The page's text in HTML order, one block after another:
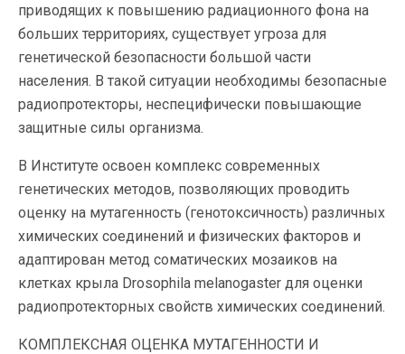
приводящих к повышению радиационного фона на
больших территориях, существует угроза для
генетической безопасности большой части
населения. В такой ситуации необходимы безопасные
радиопротекторы, неспецифически повышающие
защитные силы организма.
В Институте освоен комплекс современных
генетических методов, позволяющих проводить
оценку на мутагенность (генотоксичность) различных
химических соединений и физических факторов и
адаптирован метод соматических мозаиков на
клетках крыла Drosophila melanogaster для оценки
радиопротекторных свойств химических соединений.
КОМПЛЕКСНАЯ ОЦЕНКА МУТАГЕННОСТИ И